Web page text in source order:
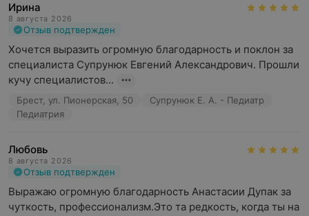
Ирина
8 августа 2026
Отзыв подтвержден
Хочется выразить огромную благодарность и поклон за
специалиста Супрунюк Евгений Александрович. Прошли
кучу специалистов...
Брест, ул. Пионерская, 50
Супрунюк Е. А. - Педиатр
Педиатрия
Любовь
8 августа 2026
Отзыв подтвержден
Выражаю огромную благодарность Анастасии Дупак за
чуткость, профессионализм.Это та редкость, когда ты на